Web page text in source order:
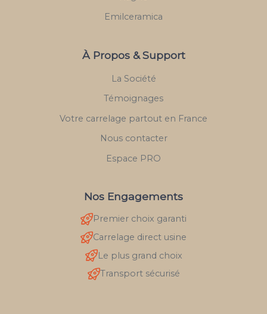
Emilceramica
À Propos & Support
La Société
Témoignages
Votre carrelage partout en France
Nous contacter
Espace PRO
Nos Engagements
Premier choix garanti
Carrelage direct usine
Le plus grand choix
Transport sécurisé